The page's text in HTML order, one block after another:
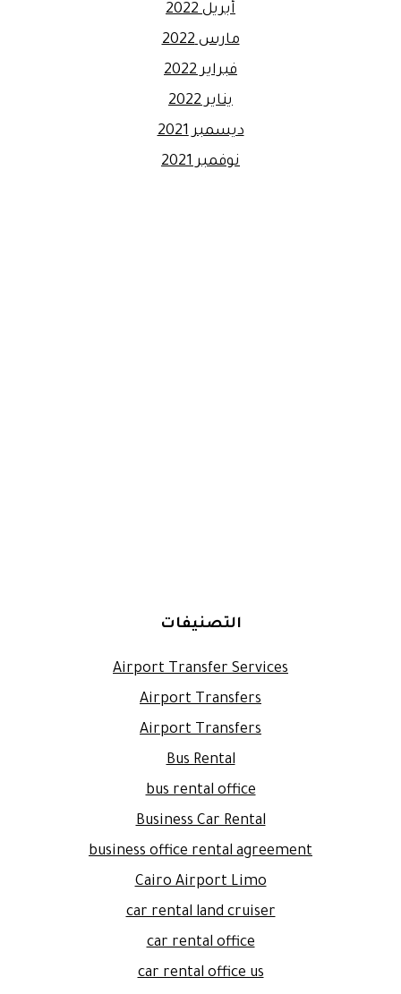
أبريل 2022
مارس 2022
فبراير 2022
يناير 2022
ديسمبر 2021
نوفمبر 2021
التصنيفات
Airport Transfer Services
Airport Transfers
Airport Transfers
Bus Rental
bus rental office
Business Car Rental
business office rental agreement
Cairo Airport Limo
car rental land cruiser
car rental office
car rental office us